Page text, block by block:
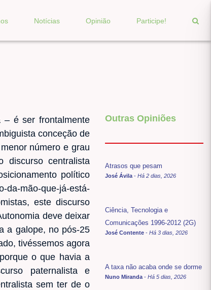
Notícias Opinião Participe!
– é ser frontalmente
conceção de
número e grau
centralista
político
da-mão-que-já-está-
este discurso
deve deixar
a galope, no pós-25
tivéssemos agora
o que havia a
paternalista e
sem ter de o
Outras Opiniões
Atrasos que pesam
José Ávila - Há 2 dias, 2026
Ciência, Tecnologia e
Comunicações 1996-2012 (2G)
José Contente - Há 3 dias, 2026
A taxa não acaba onde se dorme
Nuno Miranda - Há 5 dias, 2026